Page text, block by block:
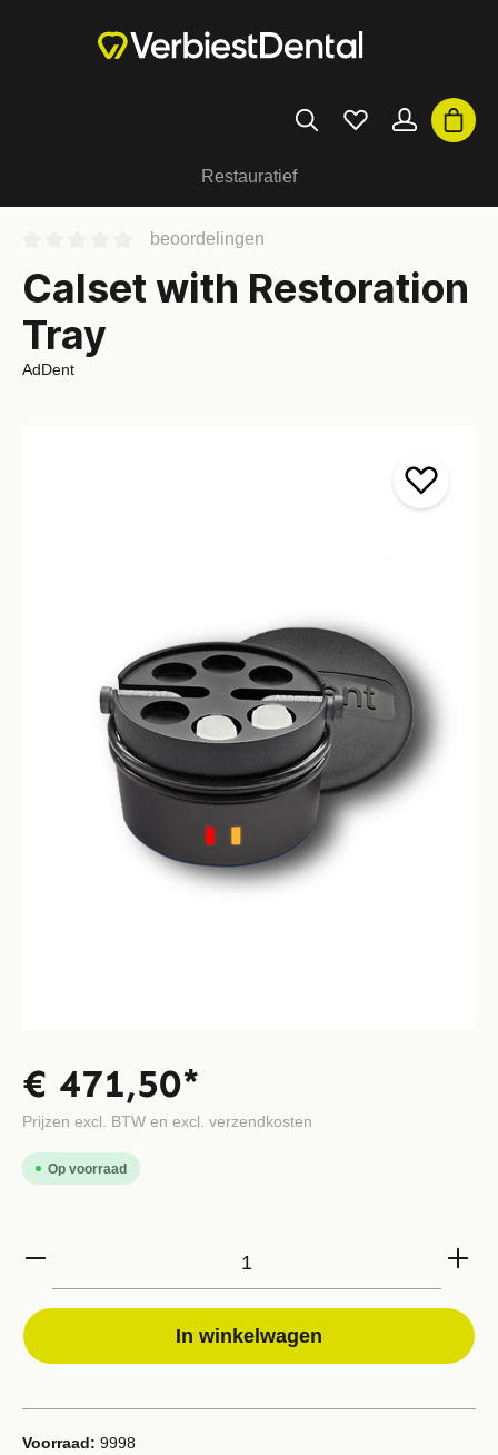
Restauratief
beoordelingen
Calset with Restoration
Tray
AdDent
€ 471,50*
Prijzen excl. BTW en excl. verzendkosten
Op voorraad
In winkelwagen
Voorraad: 9998